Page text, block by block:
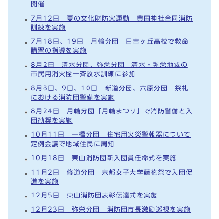
開催
7月12日 夏の文化財防火運動 豊国神社合同消防
訓練を実施
7月18日、19日 月輪分団 日吉ヶ丘高校で救命
講習の指導を実施
8月2日 清水分団、弥栄分団 清水・弥栄地域の
市民用消火栓一斉放水訓練に参加
8月8日、9日、10日 新道分団、六原分団 祭礼
における消防団警備を実施
8月24日 月輪分団「月輪まつり」で消防警備と入
団勧奨を実施
10月11日 一橋分団 住宅用火災警報器について
定例会議で地域住民に周知
10月18日 東山消防団新入団員任命式を実施
11月2日 修道分団 京都女子大学藤花祭で入団促
進を実施
12月5日 東山消防団表彰伝達式を実施
12月23日 弥栄分団 消防団市長激励巡視を実施